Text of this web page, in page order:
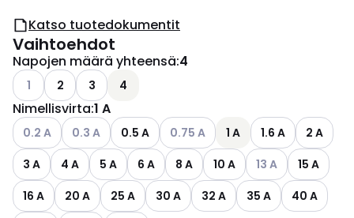
Katso tuotedokumentit
Vaihtoehdot
Napojen määrä yhteensä:4
Katso käytettävissä olevat vaihtoehdot
1 2 3 4
Nimellisvirta:1 A
Katso käytettävissä olevat vaihtoehdot
0.2 A Katso käytettävissä olevat vaihtoehdot
0.3 A 0.5 A Katso käytettävissä olevat
0.75 A 1 A 1.6 A
2 A
3 A
4 A 5 A 6 A 8 A 10 A Katso
13 A
15 A
16 A
20 A 25 A 30 A 32 A 35 A
40 A